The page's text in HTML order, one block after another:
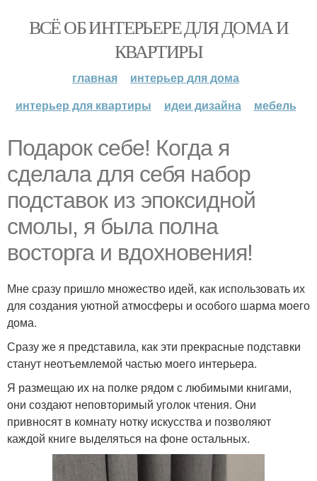
ВСЁ ОБ ИНТЕРЬЕРЕ ДЛЯ ДОМА И
КВАРТИРЫ
главная
интерьер для дома
интерьер для квартиры
идеи дизайна мебель
Подарок себе! Когда я
сделала для себя набор
подставок из эпоксидной
смолы, я была полна
восторга и вдохновения!
Мне сразу пришло множество идей, как использовать их
для создания уютной атмосферы и особого шарма моего
дома.
Сразу же я представила, как эти прекрасные подставки
станут неотъемлемой частью моего интерьера.
Я размещаю их на полке рядом с любимыми книгами,
они создают неповторимый уголок чтения. Они
привносят в комнату нотку искусства и позволяют
каждой книге выделяться на фоне остальных.